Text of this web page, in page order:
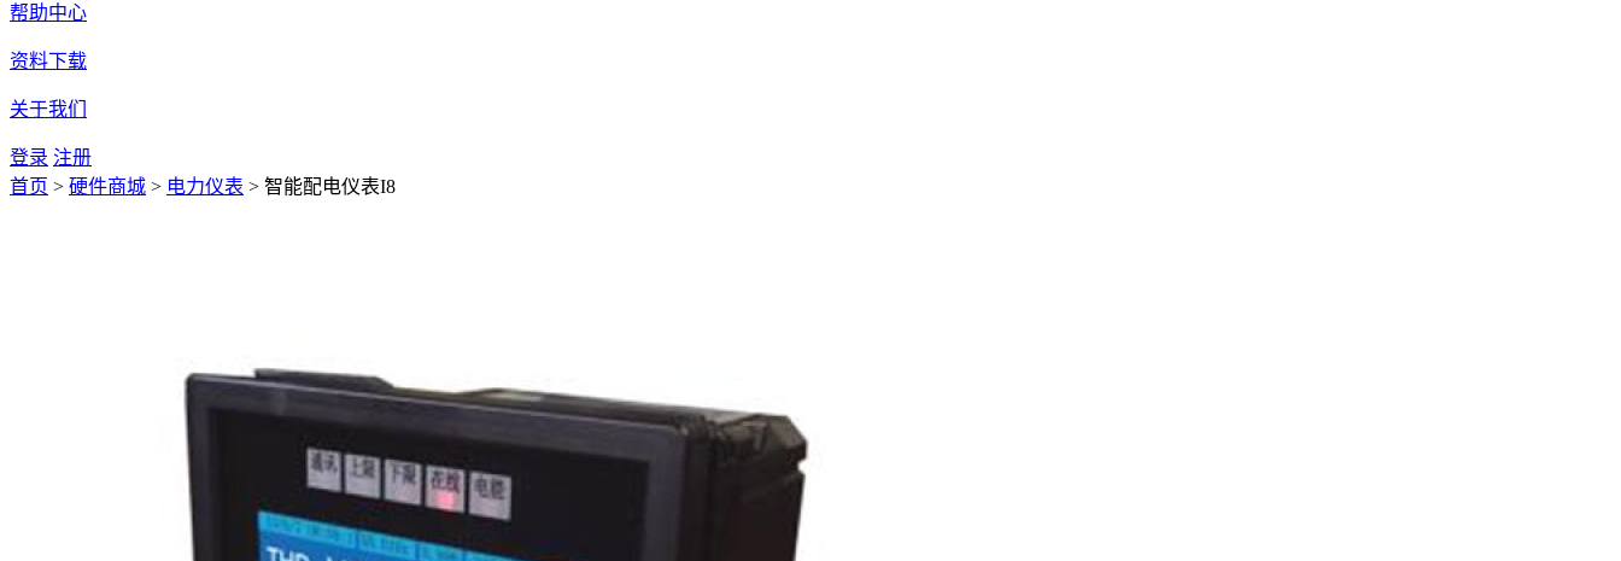
帮助中心
资料下载
关于我们
登录 注册
首页 > 硬件商城 > 电力仪表 > 智能配电仪表I8